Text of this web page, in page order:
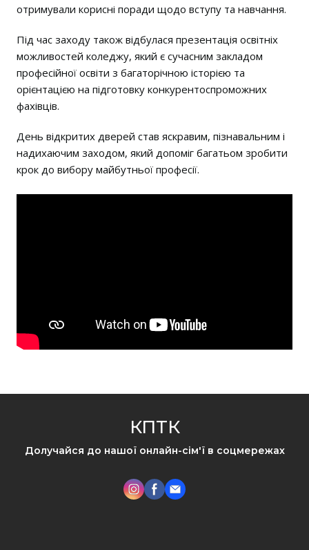
отримували корисні поради щодо вступу та навчання.
Під час заходу також відбулася презентація освітніх
можливостей коледжу, який є сучасним закладом
професійної освіти з багаторічною історією та
орієнтацією на підготовку конкурентоспроможних
фахівців.
День відкритих дверей став яскравим, пізнавальним і
надихаючим заходом, який допоміг багатьом зробити
крок до вибору майбутньої професії.
КПТК
Долучайся до нашої онлайн-сім'ї в соцмережах